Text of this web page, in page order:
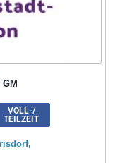
VOLL-/
TEILZEIT